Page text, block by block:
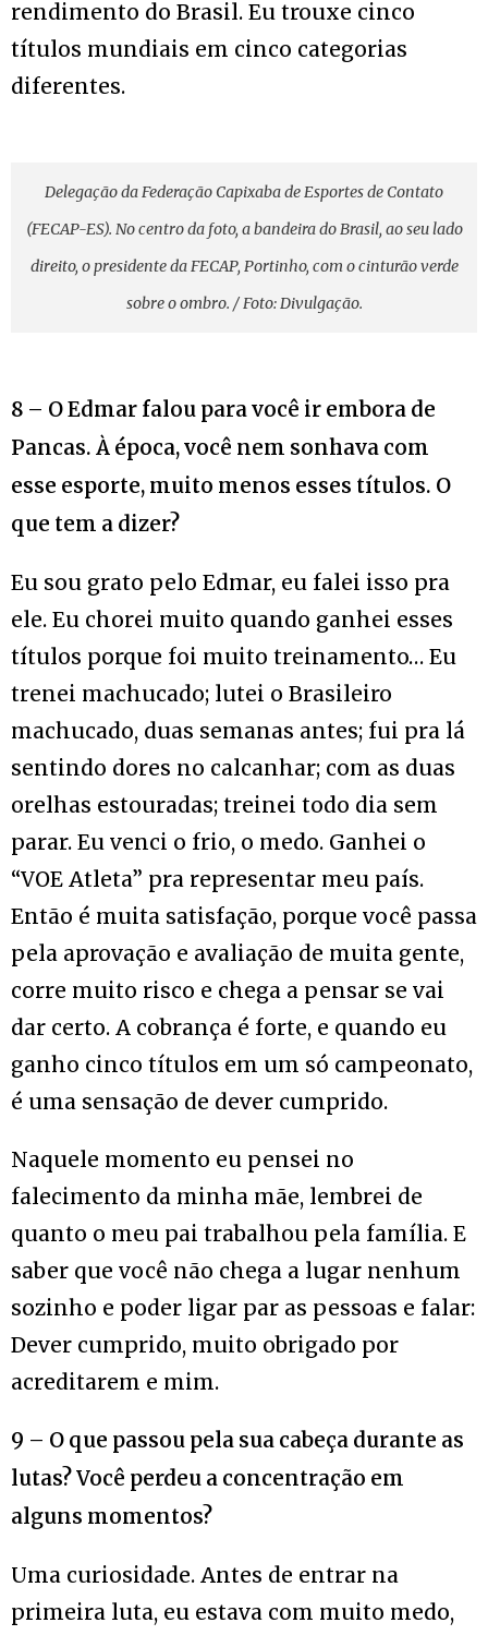
rendimento do Brasil. Eu trouxe cinco
títulos mundiais em cinco categorias
diferentes.
Delegação da Federação Capixaba de Esportes de Contato
(FECAP-ES). No centro da foto, a bandeira do Brasil, ao seu lado
direito, o presidente da FECAP, Portinho, com o cinturão verde
sobre o ombro. / Foto: Divulgação.
8 – O Edmar falou para você ir embora de
Pancas. À época, você nem sonhava com
esse esporte, muito menos esses títulos. O
que tem a dizer?
Eu sou grato pelo Edmar, eu falei isso pra
ele. Eu chorei muito quando ganhei esses
títulos porque foi muito treinamento… Eu
trenei machucado; lutei o Brasileiro
machucado, duas semanas antes; fui pra lá
sentindo dores no calcanhar; com as duas
orelhas estouradas; treinei todo dia sem
parar. Eu venci o frio, o medo. Ganhei o
“VOE Atleta” pra representar meu país.
Então é muita satisfação, porque você passa
pela aprovação e avaliação de muita gente,
corre muito risco e chega a pensar se vai
dar certo. A cobrança é forte, e quando eu
ganho cinco títulos em um só campeonato,
é uma sensação de dever cumprido.
Naquele momento eu pensei no
falecimento da minha mãe, lembrei de
quanto o meu pai trabalhou pela família. E
saber que você não chega a lugar nenhum
sozinho e poder ligar par as pessoas e falar:
Dever cumprido, muito obrigado por
acreditarem e mim.
9 – O que passou pela sua cabeça durante as
lutas? Você perdeu a concentração em
alguns momentos?
Uma curiosidade. Antes de entrar na
primeira luta, eu estava com muito medo,